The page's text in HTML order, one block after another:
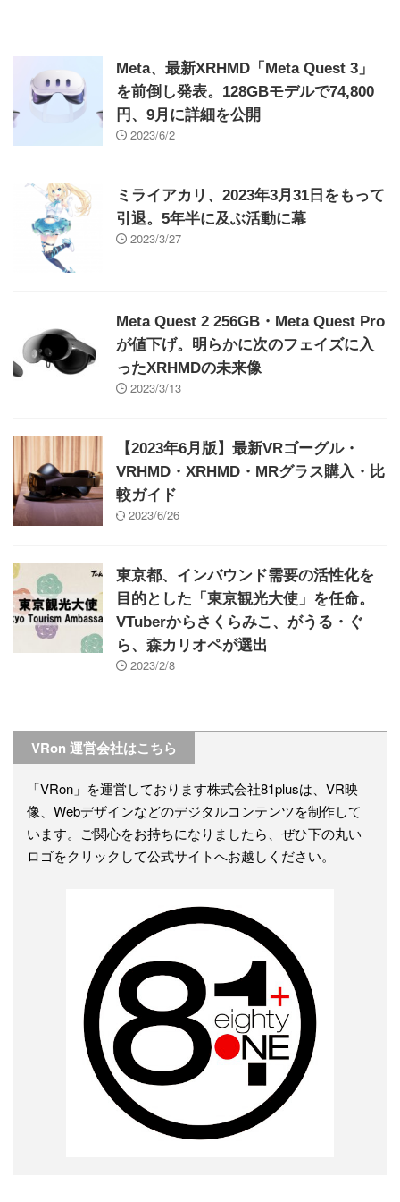
Meta、最新XRHMD「Meta Quest 3」
を前倒し発表。128GBモデルで74,800
円、9月に詳細を公開
2023/6/2
ミライアカリ、2023年3月31日をもって
引退。5年半に及ぶ活動に幕
2023/3/27
Meta Quest 2 256GB・Meta Quest Pro
が値下げ。明らかに次のフェイズに入
ったXRHMDの未来像
2023/3/13
【2023年6月版】最新VRゴーグル・
VRHMD・XRHMD・MRグラス購入・比
較ガイド
2023/6/26
東京都、インバウンド需要の活性化を
目的とした「東京観光大使」を任命。
VTuberからさくらみこ、がうる・ぐ
ら、森カリオペが選出
2023/2/8
VRon 運営会社はこちら
「VRon」を運営しております株式会社81plusは、VR映
像、Webデザインなどのデジタルコンテンツを制作して
います。ご関心をお持ちになりましたら、ぜひ下の丸い
ロゴをクリックして公式サイトへお越しください。